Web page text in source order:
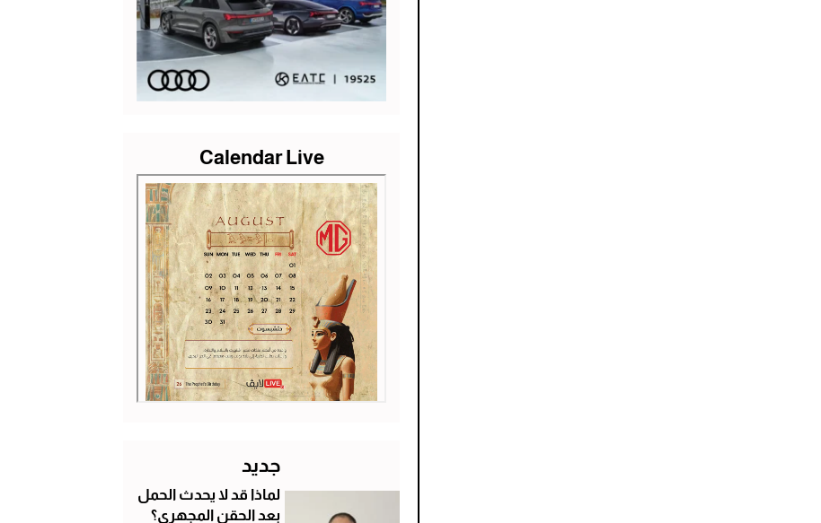
Calendar Live
جديد
لماذا قد لا يحدث الحمل
بعد الحقن المجهري؟